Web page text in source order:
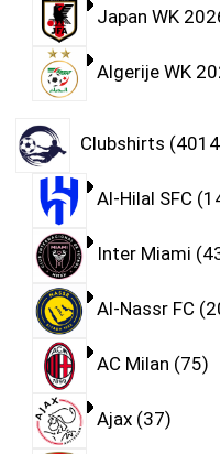
Japan WK
Algerije WK
Clubshirts 4014
Al-Hilal SFC
Inter Miami
Al-Nassr FC
AC Milan 75
Ajax 37